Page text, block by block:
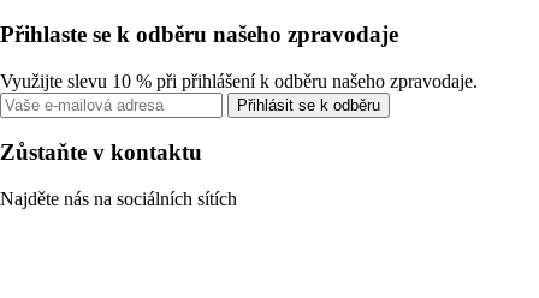
Přihlaste se k odběru našeho zpravodaje
Využijte slevu 10 % při přihlášení k odběru našeho zpravodaje.
Přihlásit se k odběru
Zůstaňte v kontaktu
Najděte nás na sociálních sítích